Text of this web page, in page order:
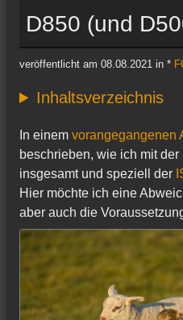
D850 (und
veröffentlicht am 08.08.2021 in *
Inhaltsverzeichnis
In einem vorangegangenen
beschrieben, wie ich mit
insgesamt und speziell der
Hier möchte ich eine
aber auch die